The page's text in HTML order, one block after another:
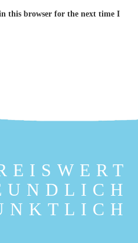
this browser for the next time I